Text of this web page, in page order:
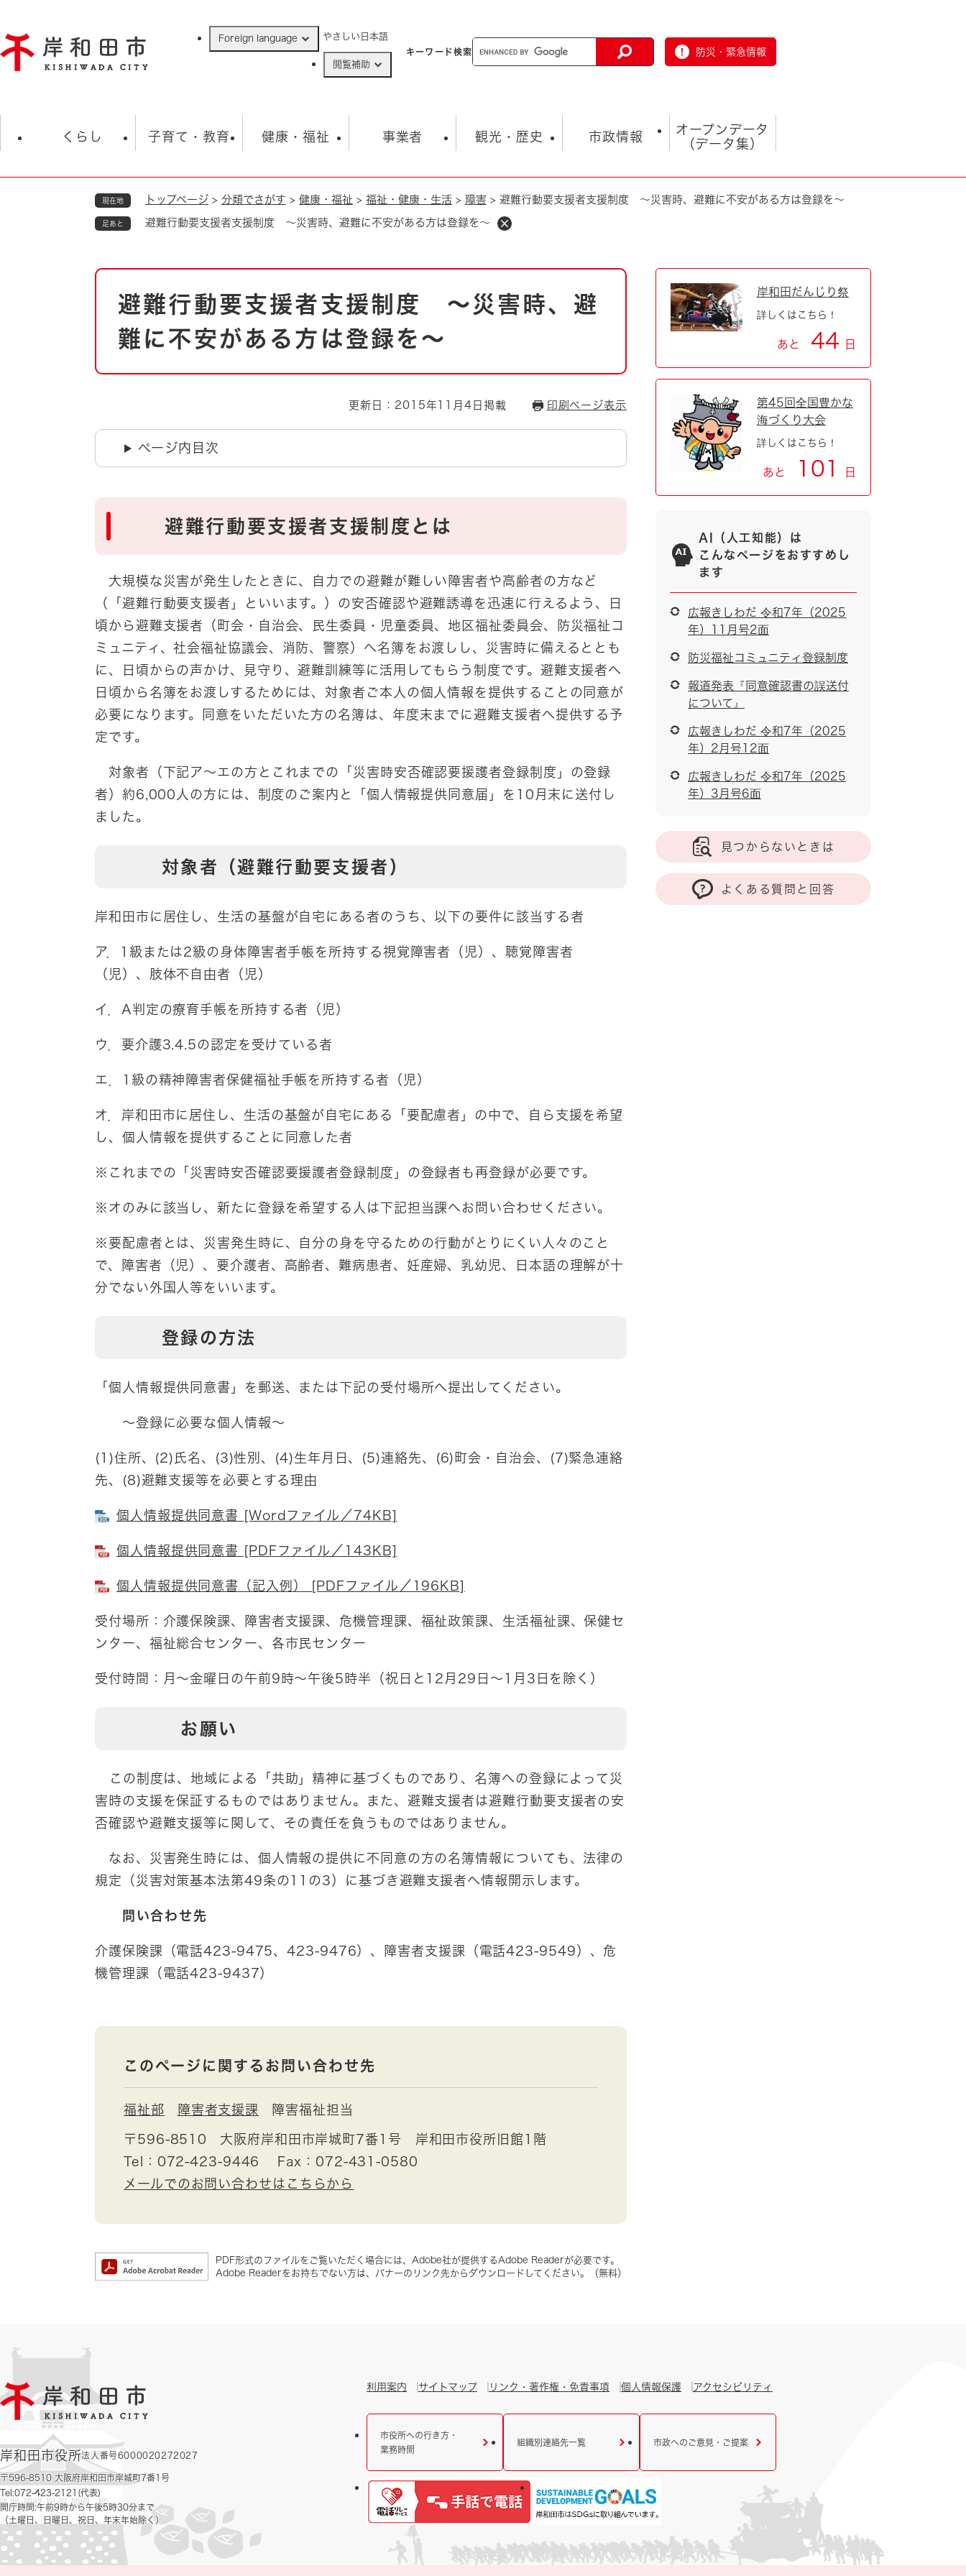
ジ
の
Foreign language やさしい日本語
閲覧補助
キーワード検索 防災・緊急情報
くらし
住民票・戸籍
ごみ・衛生・動物 救急・消防
防災・防犯 上水道・下水道
自然・環境・公園 住宅
引っ越し
道路・河川・交通
とじる
子育て・教育
学校 子育て
健康・福祉
福祉・健康・生活 生涯学習・スポーツ
事業者
入札・契約情報 まちづくり・協働
環境 福祉・介護
観光・歴史
観光 観光スポット
市政情報
市の概要 総合計画
市政 職員採用情報
市役所・施設の案内
オープンデータ
（データ集）
オープンデータ
現在地 トップページ > 分類でさがす > 健康・福祉 > 福祉・健康・生活 > 障害 > 避難行動要支援者支援制度 ～災害時、避難に不安がある方は登録を～
足あと 避難行動要支援者支援制度 ～災害時、避難に不安がある方は登録を～
本
避難行動要支援者支援制度 ～災害時、避
難に不安がある方は登録を～
更新日：2015年11月4日掲載 印刷ページ表示
ページ内目次
避難行動要支援者支援制度とは
大規模な災害が発生したときに、自力での避難が難しい障害者や高齢者の方など
（「避難行動要支援者」といいます。）の安否確認や避難誘導を迅速に行えるよう、日
頃から避難支援者（町会・自治会、民生委員・児童委員、地区福祉委員会、防災福祉コ
ミュニティ、社会福祉協議会、消防、警察）へ名簿をお渡しし、災害時に備えるととも
に、日頃からの声かけ、見守り、避難訓練等に活用してもらう制度です。避難支援者へ
日頃から名簿をお渡しするためには、対象者ご本人の個人情報を提供することの同意が
必要になります。同意をいただいた方の名簿は、年度末までに避難支援者へ提供する予
定です。
対象者（下記ア～エの方とこれまでの「災害時安否確認要援護者登録制度」の登録
者）約6,000人の方には、制度のご案内と「個人情報提供同意届」を10月末に送付し
ました。
対象者（避難行動要支援者）
岸和田市に居住し、生活の基盤が自宅にある者のうち、以下の要件に該当する者
ア．1級または2級の身体障害者手帳を所持する視覚障害者（児）、聴覚障害者
（児）、肢体不自由者（児）
イ．A判定の療育手帳を所持する者（児）
ウ．要介護3.4.5の認定を受けている者
エ．1級の精神障害者保健福祉手帳を所持する者（児）
オ．岸和田市に居住し、生活の基盤が自宅にある「要配慮者」の中で、自ら支援を希望
し、個人情報を提供することに同意した者
※これまでの「災害時安否確認要援護者登録制度」の登録者も再登録が必要です。
※オのみに該当し、新たに登録を希望する人は下記担当課へお問い合わせください。
※要配慮者とは、災害発生時に、自分の身を守るための行動がとりにくい人々のこと
で、障害者（児）、要介護者、高齢者、難病患者、妊産婦、乳幼児、日本語の理解が十
分でない外国人等をいいます。
登録の方法
「個人情報提供同意書」を郵送、または下記の受付場所へ提出してください。
～登録に必要な個人情報～
(1)住所、(2)氏名、(3)性別、(4)生年月日、(5)連絡先、(6)町会・自治会、(7)緊急連絡
先、(8)避難支援等を必要とする理由
個人情報提供同意書 [Wordファイル／74KB]
個人情報提供同意書 [PDFファイル／143KB]
個人情報提供同意書（記入例） [PDFファイル／196KB]
受付場所：介護保険課、障害者支援課、危機管理課、福祉政策課、生活福祉課、保健セ
ンター、福祉総合センター、各市民センター
受付時間：月～金曜日の午前9時～午後5時半（祝日と12月29日～1月3日を除く）
お願い
この制度は、地域による「共助」精神に基づくものであり、名簿への登録によって災
害時の支援を保証するものではありません。また、避難支援者は避難行動要支援者の安
否確認や避難支援等に関して、その責任を負うものではありません。
なお、災害発生時には、個人情報の提供に不同意の方の名簿情報についても、法律の
規定（災害対策基本法第49条の11の3）に基づき避難支援者へ情報開示します。
問い合わせ先
介護保険課（電話423-9475、423-9476）、障害者支援課（電話423-9549）、危
機管理課（電話423-9437）
このページに関するお問い合わせ先
福祉部 障害者支援課 障害福祉担当
〒596-8510
大阪府岸和田市岸城町7番1号 岸和田市役所旧館1階
Tel：072-423-9446
Fax：072-431-0580
メールでのお問い合わせはこちらから
PDF形式のファイルをご覧いただく場合には、Adobe社が提供するAdobe Readerが必要です。
Adobe Readerをお持ちでない方は、バナーのリンク先からダウンロードしてください。（無料）
岸和田だんじり祭
詳しくはこちら！
あと 44 日
第45回全国豊かな
海づくり大会
詳しくはこちら！
あと 101 日
AI（人工知能）は
こんなページをおすすめし
ます
広報きしわだ 令和7年（2025
年）11月号2面
防災福祉コミュニティ登録制度
報道発表『同意確認書の誤送付
について』
広報きしわだ 令和7年（2025
年）2月号12面
広報きしわだ 令和7年（2025
年）3月号6面
見つからないときは
よくある質問と回答
岸和田市役所法人番号6000020272027
〒596-8510 大阪府岸和田市岸城町7番1号
Tel:072-423-2121(代表)
開庁時間:午前9時から午後5時30分まで
（土曜日、日曜日、祝日、年末年始除く）
利用案内 サイトマップ リンク・著作権・免責事項 個人情報保護 アクセシビリティ
市役所への行き方・
業務時間
組織別連絡先一覧 市政へのご意見・ご提案